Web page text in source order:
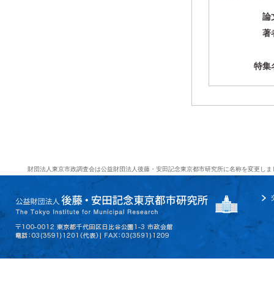
論
著
特集
財団法人東京市政調査会は公益財団法人後藤・安田記念東京都市研究所に名称を変更しま